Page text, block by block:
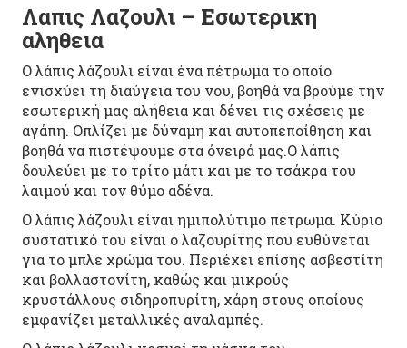
Λαπις Λαζουλι – Εσωτερικη
αληθεια
Ο λάπις λάζουλι είναι ένα πέτρωμα το οποίο
ενισχύει τη διαύγεια του νου, βοηθά να βρούμε την
εσωτερική μας αλήθεια και δένει τις σχέσεις με
αγάπη. Οπλίζει με δύναμη και αυτοπεποίθηση και
βοηθά να πιστέψουμε στα όνειρά μας.Ο λάπις
δουλεύει με το τρίτο μάτι και με το τσάκρα του
λαιμού και τον θύμο αδένα.
Ο λάπις λάζουλι είναι ημιπολύτιμο πέτρωμα. Κύριο
συστατικό του είναι ο λαζουρίτης που ευθύνεται
για το μπλε χρώμα του. Περιέχει επίσης ασβεστίτη
και βολλαστονίτη, καθώς και μικρούς
κρυστάλλους σιδηροπυρίτη, χάρη στους οποίους
εμφανίζει μεταλλικές αναλαμπές.